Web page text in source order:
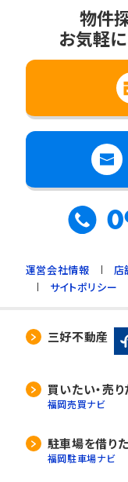
物件
お気軽
運営会社情報 店
サイトポリシー
三好不動産
買いたい・売
福岡売買ナビ
駐車場を借り
福岡駐車場ナビ